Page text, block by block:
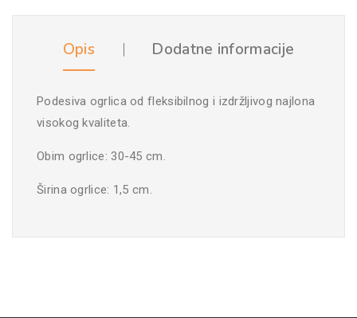
Opis Dodatne informacije
Podesiva ogrlica od fleksibilnog i izdržljivog najlona
visokog kvaliteta.
Obim ogrlice: 30-45 cm.
Širina ogrlice: 1,5 cm.